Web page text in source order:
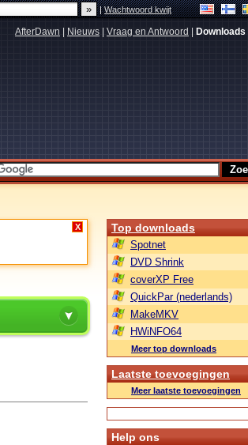
|Wachtwoord kwijt
AfterDawn Nieuws Vraag en Antwoord Downloads
X Top downloads
Spotnet
DVD Shrink
coverXP Free
QuickPar (nederlands)
MakeMKV
HWiNFO64
Meer top downloads
Laatste toevoegingen
Meer laatste toevoegingen
Help ons